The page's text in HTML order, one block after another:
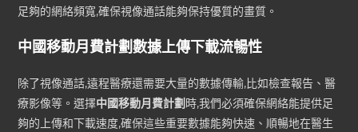
足夠的網絡頻寬,確保視像通話能夠保持優質的畫質。
中國移動月費計劃數據上傳下載流暢性
除了視像通話,遠程醫療還需要大量的數據傳輸,比如檢查報告、醫
療影像等。選擇中國移動月費計劃 時,我們必須確保網絡能提供足
夠的上傳和下載速度,確保這些重要數據能夠快速、順暢地在醫生